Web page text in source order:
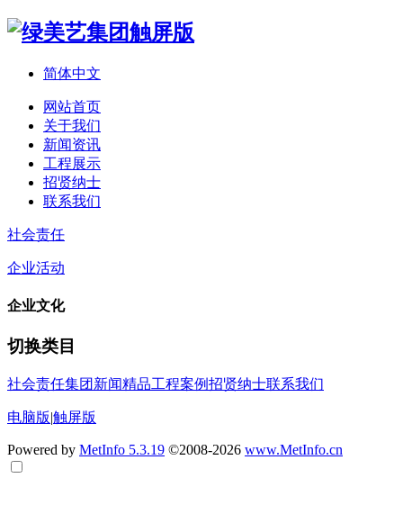
简体中文
网站首页
关于我们
新闻资讯
工程展示
招贤纳士
联系我们
社会责任
企业活动
企业文化
切换类目
社会责任集团新闻精品工程案例招贤纳士联系我们
电脑版|触屏版
Powered by MetInfo 5.3.19 ©2008-2026 www.MetInfo.cn